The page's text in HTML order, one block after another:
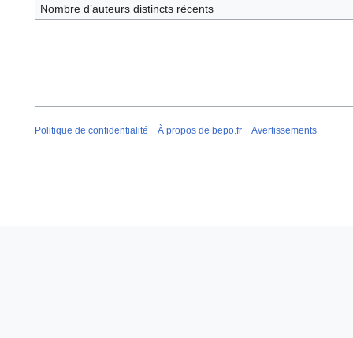
Nombre d’auteurs distincts récents
Politique de confidentialité À propos de bepo.fr Avertissements